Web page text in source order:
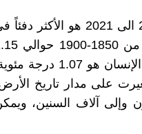
وكان متوسط درجة الحرارة العالمية للفترة بين 2017 الى 2021 هو الأكثر
فترة مماثلة منذ بدء تسجيله. يبلغ الاحترار
درجة مئوية وأفضل تقدير للاحترار الإجمالي من صنع الإنسان هو 1.07
على مدار تاريخ
وإلى آلاف السنين،